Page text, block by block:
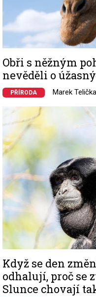
Obři s něžným
nevěděli o
PŘÍRODA Marek Telička
Image
Když se den
odhalují, proč se
Slunce chovají